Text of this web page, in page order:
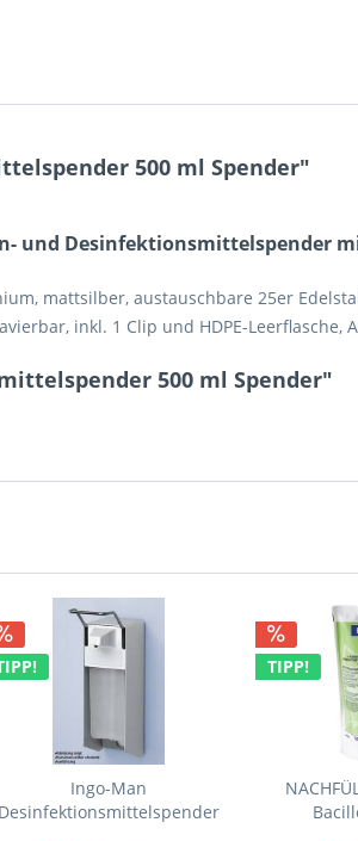
500 ml Spender"
und Desinfektionsmittelspender
mattsilber, austauschbare 25er
inkl. 1 Clip und HDPE-Leerflasche,
500 ml Spender"
Ingo-Man
Desinfektionsmittelspender
TIPP!